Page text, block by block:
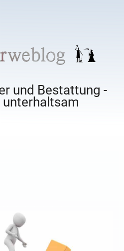
und Bestattung -